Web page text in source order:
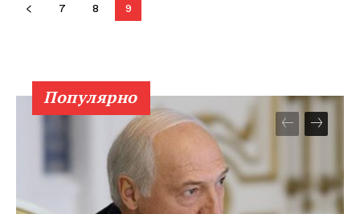
Газета
"Драгічынскі Веснік"
7 8 9
Популярно